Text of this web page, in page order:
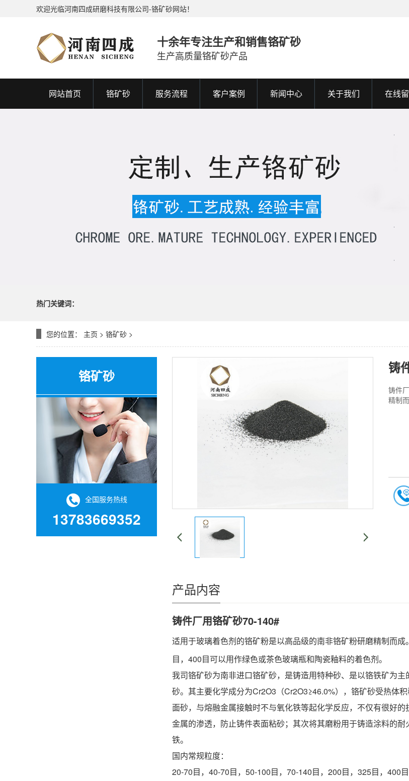
欢迎光临河南四成研磨科技有限公司-铬矿砂网站！
十余年专注生产和销售铬矿砂
生产高质量铬矿砂产品
网站首页 铬矿砂 服务流程 客户案例 新闻中心 关于我们 在线
热门关键词：
您的位置： 主页 > 铬矿砂 >
铬矿砂
全国服务热线
13783669352
铸
铸件
精制
产品内容
铸件厂用铬矿砂70-140#
适用于玻璃着色剂的铬矿粉是以高品级的南非铬矿粉研磨精制而
目，400目可以用作绿色或茶色玻璃瓶和陶瓷釉料的着色剂。
我司铬矿砂为南非进口铬矿砂，是铸造用特种砂、是以铬铁矿为
砂。其主要化学成分为Cr2O3（Cr2O3≥46.0%），铬矿砂受热体
面砂，与熔融金属接触时不与氧化铁等起化学反应，不仅有很好
金属的渗透，防止铸件表面粘砂；其次将其磨粉用于铸造涂料的
铁。
国内常规粒度：
20-70目，40-70目，50-100目，70-140目，200目，325目，400目